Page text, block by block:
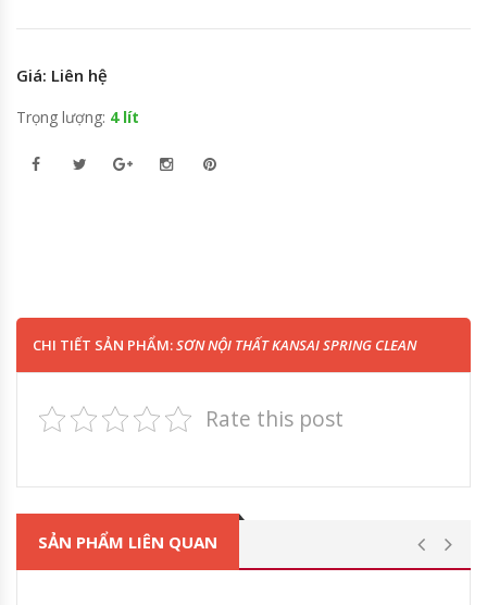
Giá: Liên hệ
Trọng lượng: 4 lít
CHI TIẾT SẢN PHẨM:SƠN NỘI THẤT KANSAI SPRING CLEAN
Rate this post
SẢN PHẨM LIÊN QUAN